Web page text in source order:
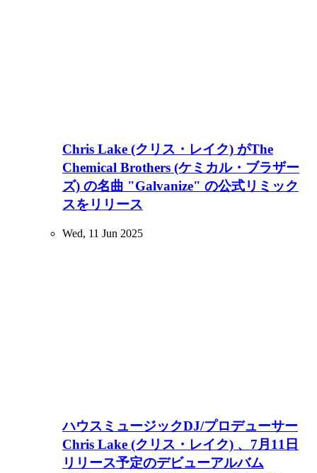
Chris Lake (クリス・レイク) がThe
Chemical Brothers (ケミカル・ブラザー
ズ) の名曲 "Galvanize" の公式リミック
スをリリース
Wed, 11 Jun 2025
ハウスミュージックDJ/プロデューサー
Chris Lake (クリス・レイク) 、7月11日
リリース予定のデビューアルバム